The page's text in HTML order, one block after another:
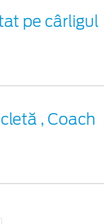
pe cârligul
, Coach